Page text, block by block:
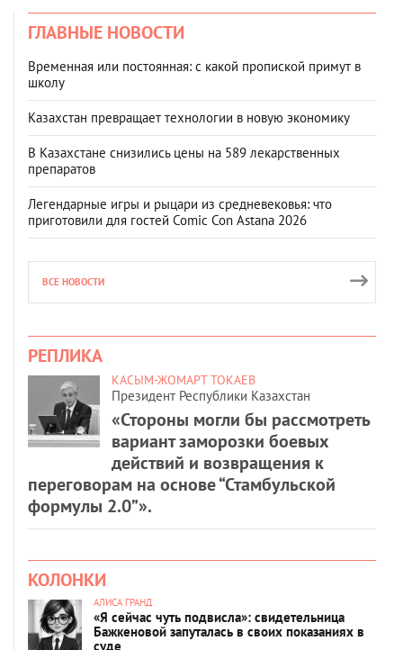
ГЛАВНЫЕ НОВОСТИ
Временная или постоянная: с какой пропиской примут в
школу
Казахстан превращает технологии в новую экономику
В Казахстане снизились цены на 589 лекарственных
препаратов
Легендарные игры и рыцари из средневековья: что
приготовили для гостей Comic Con Astana 2026
ВСЕ НОВОСТИ
РЕПЛИКА
КАСЫМ-ЖОМАРТ ТОКАЕВ
Президент Республики Казахстан
«Стороны могли бы рассмотреть
вариант заморозки боевых
действий и возвращения к
переговорам на основе “Стамбульской
формулы 2.0”».
КОЛОНКИ
АЛИСА ГРАНД
«Я сейчас чуть подвисла»: свидетельница
Бажкеновой запуталась в своих показаниях в
суде